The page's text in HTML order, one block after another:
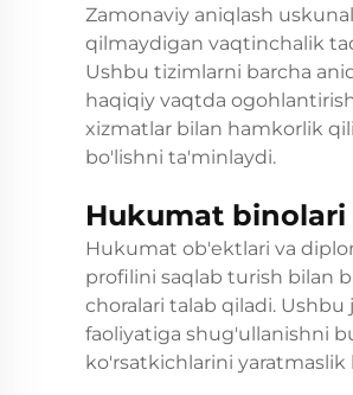
Zamonaviy aniqlash
qilmaydigan vaqtinchalik
Ushbu tizimlarni barcha
haqiqiy vaqtda
xizmatlar bilan hamkorlik
bo'lishni ta'minlaydi.
Hukumat
Hukumat ob'ektlari va
profilini saqlab turish bilan
choralari talab qiladi.
faoliyatiga shug'ullanishni
ko'rsatkichlarini